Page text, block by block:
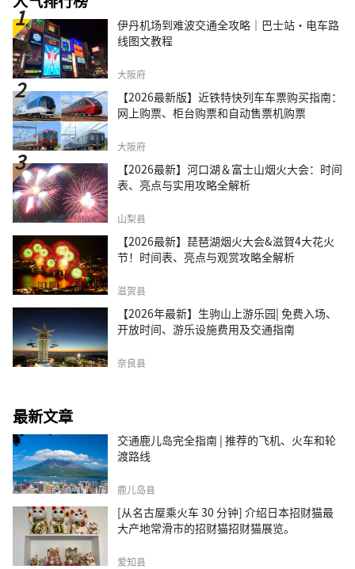
伊丹机场到难波交通全攻略｜巴士站・电车路
线图文教程
大阪府
【2026最新版】近铁特快列车车票购买指南：
网上购票、柜台购票和自动售票机购票
大阪府
【2026最新】河口湖＆富士山烟火大会：时间
表、亮点与实用攻略全解析
山梨县
【2026最新】琵琶湖烟火大会&滋賀4大花火
节！时间表、亮点与观赏攻略全解析
滋贺县
【2026年最新】生驹山上游乐园| 免费入场、
开放时间、游乐设施费用及交通指南
奈良县
最新文章
交通鹿儿岛完全指南 | 推荐的飞机、火车和轮
渡路线
鹿儿岛县
[从名古屋乘火车 30 分钟] 介绍日本招财猫最
大产地常滑市的招财猫招财猫展览。
爱知县